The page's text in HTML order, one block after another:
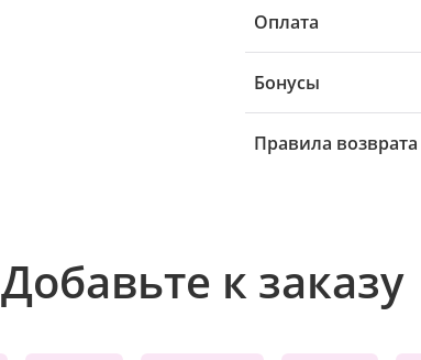
Оплата
Бонусы
Правила возврата
Добавьте к заказу